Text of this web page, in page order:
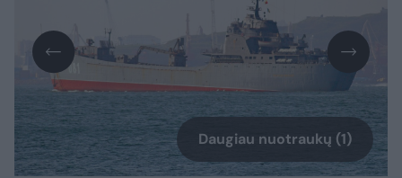
Daugiau nuotraukų (1)